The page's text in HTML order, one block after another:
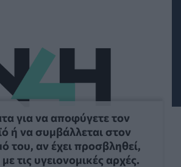
για να αποφύγετε τον
ή να συμβάλλεται στον
του, αν έχει προσβληθεί,
τις υγειονομικές αρχές.